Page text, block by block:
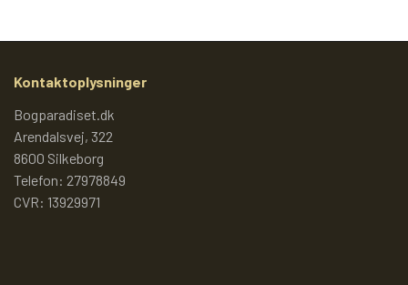
ÆLLEBÆLLEBØGER 1 - 99
ÆLLEBÆLLEBØGER 100 - 199
Kontaktoplysninger
Bogparadiset.dk
Arendalsvej, 322
8600 Silkeborg
Telefon: 27978849
CVR: 13929971